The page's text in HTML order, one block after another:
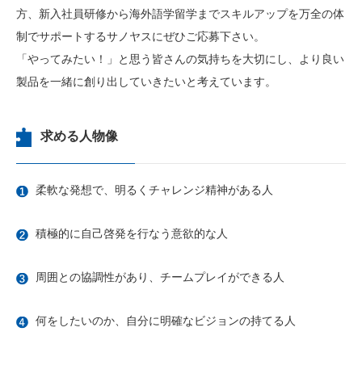
方、新入社員研修から海外語学留学までスキルアップを万全の体
制でサポートするサノヤスにぜひご応募下さい。
「やってみたい！」と思う皆さんの気持ちを大切にし、より良い
製品を一緒に創り出していきたいと考えています。
求める人物像
柔軟な発想で、明るくチャレンジ精神がある人
積極的に自己啓発を行なう意欲的な人
周囲との協調性があり、チームプレイができる人
何をしたいのか、自分に明確なビジョンの持てる人